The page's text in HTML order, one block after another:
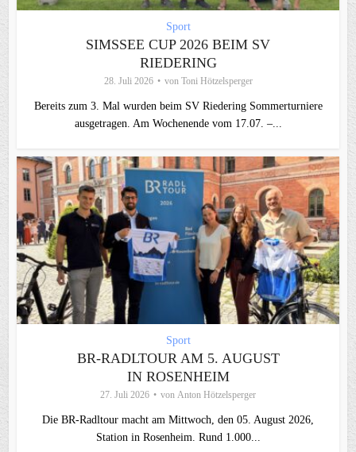
Sport
SIMSSEE CUP 2026 BEIM SV
RIEDERING
28. Juli 2026 von Toni Hötzelsperger
Bereits zum 3. Mal wurden beim SV Riedering Sommerturniere
ausgetragen. Am Wochenende vom 17.07. –...
Sport
BR-RADLTOUR AM 5. AUGUST
IN ROSENHEIM
27. Juli 2026 von Anton Hötzelsperger
Die BR-Radltour macht am Mittwoch, den 05. August 2026,
Station in Rosenheim. Rund 1.000...